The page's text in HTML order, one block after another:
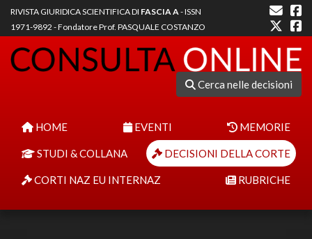
RIVISTA GIURIDICA SCIENTIFICA DI FASCIA A- ISSN
1971-9892 - Fondatore Prof. PASQUALE COSTANZO
Cerca nelle decisioni
HOME EVENTI MEMORIE
STUDI & COLLANA DECISIONI DELLA CORTE
CORTI NAZ EU INTERNAZ RUBRICHE